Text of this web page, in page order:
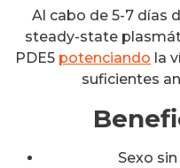
Al cabo de 5-7 días
steady-state
PDE5 potenciando la
suficientes
Sexo